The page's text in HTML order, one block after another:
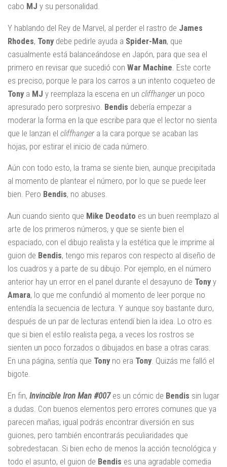
cabo MJ y su personalidad.
Y hablando del Rey de Marvel, al perder el rastro de James
Rhodes, Tony debe pedirle ayuda a Spider-Man, que
casualmente está balanceándose en Japón, para que sea el
primero en revisar que sucedió con War Machine . Este corte
es preciso, porque le para los carros a un intento coqueteo de
Tony a MJ y reemplaza la escena en un cliffhanger un poco
apresurado pero sorpresivo. Bendis debería empezar a
moderar la forma en la que escribe para que el lector no sienta
que le lanzan el cliffhanger a la cara porque se acaban las
hojas, por estirar el inicio de cada número.
Aún con todo esto, la trama se siente bien, aunque precipitada
al momento de plantear el número, por lo que se puede leer
bien. Pero Bendis, no abuses.
Aun cuando siento que Mike Deodato es un buen reemplazo al
arte de los primeros números, y que se siente bien el
espaciado, con el dibujo realista y la estética que le imprime al
guion de Bendis, tengo mis reparos con respecto al diseño de
los cuadros y a parte de su dibujo. Por ejemplo, en el número
anterior hay un error en el panel durante el desayuno de Tony y
Amara, lo que me confundió al momento de leer porque no
entendía la secuencia de lectura. Y aunque soy bastante duro,
después de un par de lecturas entendí bien la idea. Lo otro es
que si bien el estilo realista pega, a veces los rostros se
sienten un poco forzados o dibujados en base a otras caras.
En una página, sentía que Tony no era Tony. Quizás me falló el
bigote.
En fin, Invincible Iron Man #007es un cómic de Bendis sin lugar
a dudas. Con buenos elementos pero errores comunes que ya
parecen mañas, igual podrás encontrar diversión en sus
guiones, pero también encontrarás peculiaridades que
sobredestacan. Si bien echo de menos la acción tecnológica y
todo el asunto, el guion de Bendis es una agradable comedia